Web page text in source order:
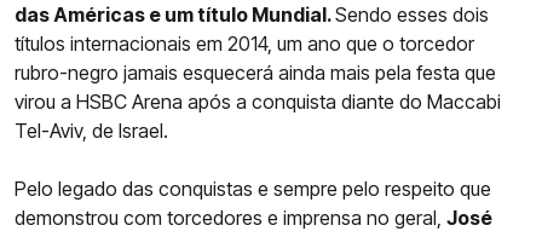
das Américas e um título Mundial.Sendo esses dois
títulos internacionais em 2014, um ano que o torcedor
rubro-negro jamais esquecerá ainda mais pela festa que
virou a HSBC Arena após a conquista diante do Maccabi
Tel-Aviv, de Israel.
Pelo legado das conquistas e sempre pelo respeito que
demonstrou com torcedores e imprensa no geral, José